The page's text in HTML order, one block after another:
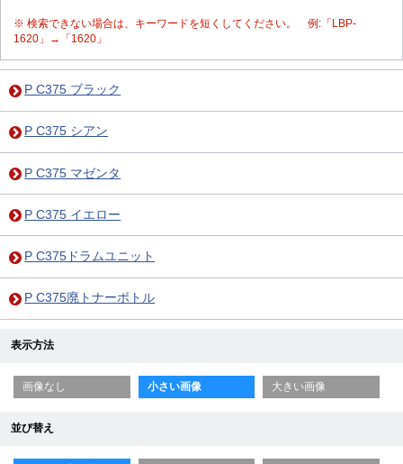
※ 検索できない場合は、キーワードを短くしてください。 例:「LBP-
1620」→「1620」
P C375 ブラック
P C375 シアン
P C375 マゼンタ
P C375 イエロー
P C375ドラムユニット
P C375廃トナーボトル
表示方法
画像なし 小さい画像 大きい画像
並び替え